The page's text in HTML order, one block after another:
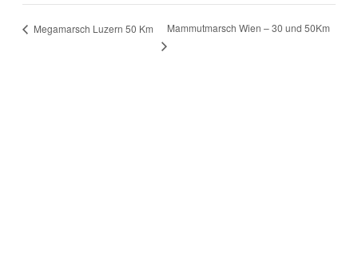
Megamarsch Luzern 50 Km Mammutmarsch Wien – 30 und 50Km